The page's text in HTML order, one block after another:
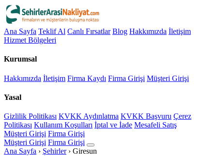
Ana Sayfa Teklif Al Canlı Fırsatlar Blog Hakkımızda İletişim
Hizmet Bölgeleri
Kurumsal
Hakkımızda İletişim Firma Kaydı Firma Girişi Müşteri Girişi
Yasal
Gizlilik Politikası KVKK Aydınlatma KVKK Başvuru Çerez
Politikası Kullanım Koşulları İptal ve İade Mesafeli Satış
Müşteri Girişi Firma Girişi
Müşteri Girişi Firma Girişi
Ana Sayfa › Şehirler › Giresun